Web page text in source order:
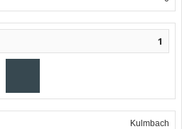
1
Kulmbach